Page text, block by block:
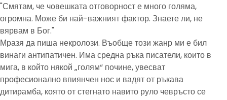
"Смятам, че човешката отговорност е много голяма,
огромна. Може би най-важният фактор. Знаете ли, не
вярвам в Бог."
Мразя да пиша некролози. Въобще този жанр ми е бил
винаги антипатичен. Има средна ръка писатели, които в
мига, в който някой „голям“ почине, увесват
професионално впиянчен нос и вадят от ръкава
дитирамба, която от стегнато навито руло чевръсто се